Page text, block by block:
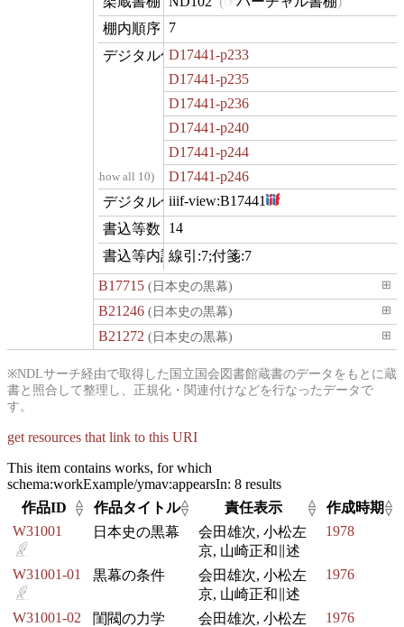
position
7
digitization
…show all 10
D17441-p233
D17441-p235
D17441-p236
D17441-p240
D17441-p244
D17441-p246
hasView
iiif-view:B17441
commentCount
14
comment
線引:7;付箋:7
B17715(日本史の黒幕) ⊞
B21246(日本史の黒幕) ⊞
B21272 (日本史の黒幕) ⊞
※NDLサーチ経由で取得した国立国会図書館蔵書のデータをもとに蔵
書と照合して整理し、正規化・関連付けなどを行なったデータで
す。
get resources that link to this URI
This item contains works, for which
schema:workExample/ymav:appearsIn: 8 results
作品ID
△
▽
作品タイトル △
▽
責任表示
△
▽
作成時期 △
▽
W31001 日本史の黒幕
会田雄次, 小松左
京, 山崎正和∥述
1978
W31001-01 黒幕の条件
会田雄次, 小松左
京, 山崎正和∥述
1976
W31001-02 閨閥の力学 会田雄次, 小松左 1976